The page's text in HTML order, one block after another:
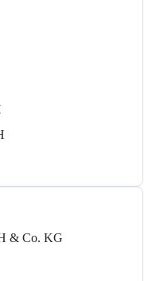
& Co. KG